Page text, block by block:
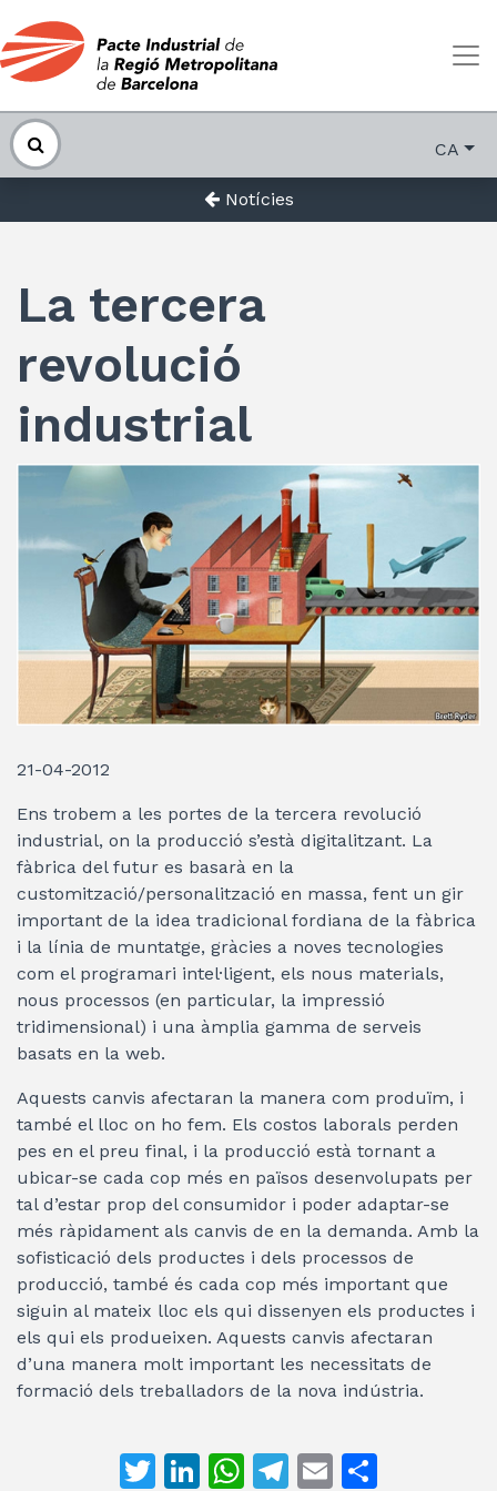
CA
Notícies
La tercera
revolució
industrial
21-04-2012
Ens trobem a les portes de la tercera revolució
industrial, on la producció s’està digitalitzant. La
fàbrica del futur es basarà en la
customització/personalització en massa, fent un gir
important de la idea tradicional fordiana de la fàbrica
i la línia de muntatge, gràcies a noves tecnologies
com el programari intel·ligent, els nous materials,
nous processos (en particular, la impressió
tridimensional) i una àmplia gamma de serveis
basats en la web.
Aquests canvis afectaran la manera com produïm, i
també el lloc on ho fem. Els costos laborals perden
pes en el preu final, i la producció està tornant a
ubicar-se cada cop més en països desenvolupats per
tal d’estar prop del consumidor i poder adaptar-se
més ràpidament als canvis de en la demanda. Amb la
sofisticació dels productes i dels processos de
producció, també és cada cop més important que
siguin al mateix lloc els qui dissenyen els productes i
els qui els produeixen. Aquests canvis afectaran
d’una manera molt important les necessitats de
formació dels treballadors de la nova indústria.
T
Li
W T
E